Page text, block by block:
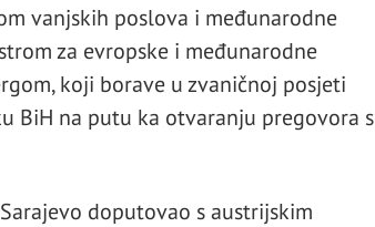
vanjskih poslova i međunarodne
za evropske i međunarodne
koji borave u zvaničnoj posjeti
BiH na putu ka otvaranju pregovora s
doputovao s austrijskim